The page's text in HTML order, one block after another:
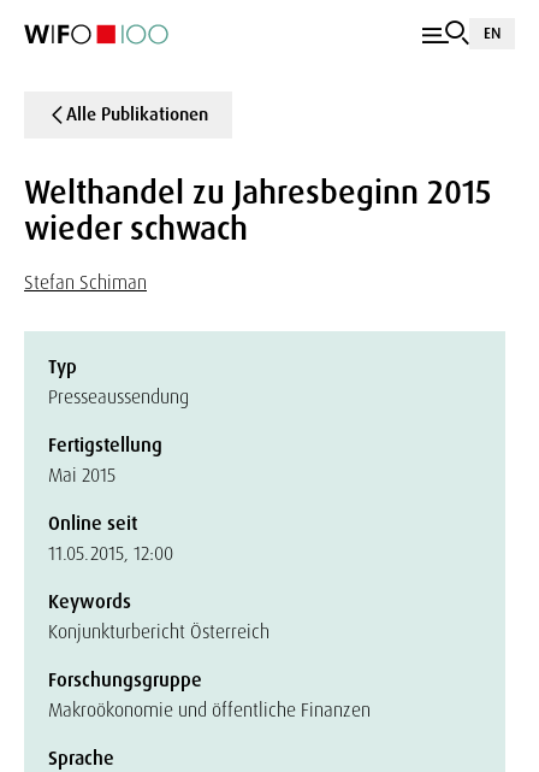
EN
Alle Publikationen
Welthandel zu Jahresbeginn 2015
wieder schwach
Stefan Schiman
Typ
Presseaussendung
Fertigstellung
Mai 2015
Online seit
11.05.2015, 12:00
Keywords
Konjunkturbericht Österreich
Forschungsgruppe
Makroökonomie und öffentliche Finanzen
Sprache